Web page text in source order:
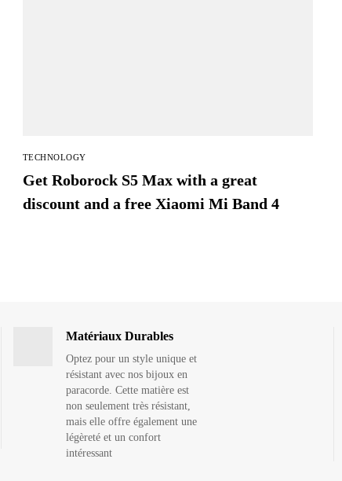
TECHNOLOGY
Get Roborock S5 Max with a great
discount and a free Xiaomi Mi Band 4
Matériaux Durables
Optez pour un style unique et
résistant avec nos bijoux en
paracorde. Cette matière est
non seulement très résistant,
mais elle offre également une
légèreté et un confort
intéressant